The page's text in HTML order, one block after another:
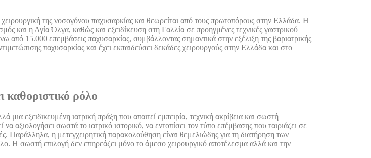
της νοσογόνου παχυσαρκίας και θεωρείται από τους πρωτοπόρους στην Ελλάδα. Η
και η Αγία Όλγα, καθώς και εξειδίκευση στη Γαλλία σε προηγμένες τεχνικές γαστρικού
από 15.000 επεμβάσεις παχυσαρκίας, συμβάλλοντας σημαντικά στην εξέλιξη της βαριατρικής
παχυσαρκίας και έχει εκπαιδεύσει δεκάδες χειρουργούς στην Ελλάδα και στο
καθοριστικό ρόλο
μια εξειδικευμένη ιατρική πράξη που απαιτεί εμπειρία, τεχνική ακρίβεια και σωστή
αξιολογήσει σωστά το ιατρικό ιστορικό, να εντοπίσει τον τύπο επέμβασης που ταιριάζει σε
Παράλληλα, η μετεγχειρητική παρακολούθηση είναι θεμελιώδης για τη διατήρηση των
Η σωστή επιλογή δεν επηρεάζει μόνο το άμεσο χειρουργικό αποτέλεσμα αλλά και την